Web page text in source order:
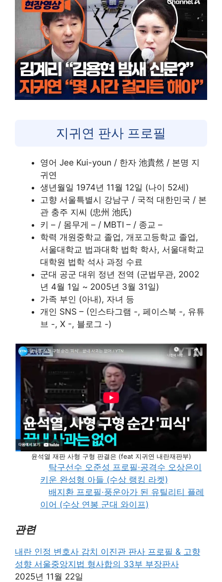
지귀연 판사 프로필
영어 Jee Kui-youn / 한자 池貴然 / 본명 지
귀연
생년월일 1974년 11월 12일 (나이 52세)
고향 서울특별시 강남구 / 국적 대한민국 / 본
관 충주 지씨 (忠州 池氏)
키 – / 몸무게 – / MBTI – / 종교 –
학력 개원중학교 졸업, 개포고등학교 졸업,
서울대학교 법과대학 법학 학사, 서울대학교
대학원 법학 석사 과정 수료
군대 공군 대위 정년 전역 (군법무관, 2002
년 4월 1일 ~ 2005년 3월 31일)
가족 부인 (아내), 자녀 등
개인 SNS – (인스타그램 -, 페이스북 -, 유튜
브 -, X -, 블로그 -)
윤석열 재판 사형 구형 판결은 (feat 지귀연 내란재판부)
탁구선수 오준성 프로필·공격수 오상은이
키운 완성형 아들 (수상 랭킹 라켓)
배지환 프로필·풍운아가 된 유틸리티 플레
이어 (수상 연봉 군대 와이프)
관련
내란 인정 변호사 감치 이진관 판사 프로필 & 고향
성향 서울중앙지법 형사합의 33부 부장판사
2025년 11월 22일